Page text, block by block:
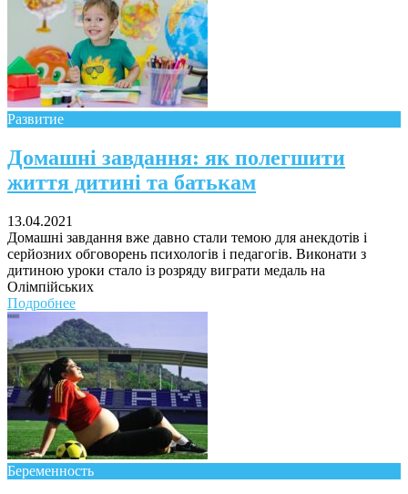
собі допомогти
Як підготувати дитину до
навчального року? Поради
лікаря батькам
Поради багатодітної мами:
Развитие
Домашні завдання: як полегшити
життя дитині та батькам
13.04.2021
Домашні завдання вже давно стали темою для анекдотів і
серйозних обговорень психологів і педагогів. Виконати з
дитиною уроки стало із розряду виграти медаль на
Олімпійських
Подробнее
Беременность